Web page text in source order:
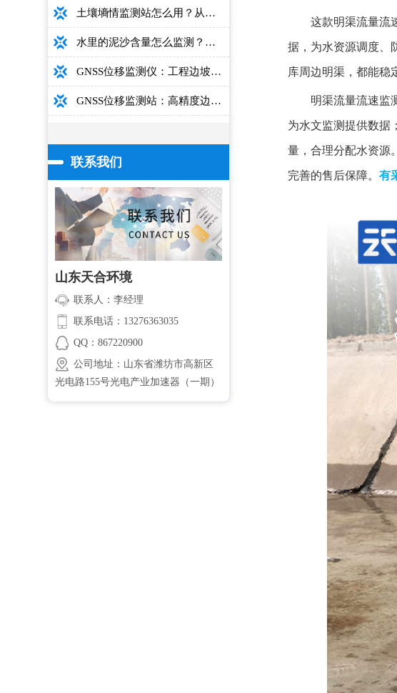
土壤墒情监测站怎么用？从安装到数据解读的完整操作手册
水里的泥沙含量怎么监测？用这款光电测沙仪超方便！
GNSS位移监测仪：工程边坡毫米级高精度安全监测设备
GNSS位移监测站：高精度边坡大坝桥梁安全监测设备介绍
联系我们
山东天合环境
联系人：李经理
联系电话：13276363035
QQ：867220900
公司地址：山东省潍坊市高新区
光电路155号光电产业加速器（一期）
这款明渠流量流
据，为水资源调度、
库周边明渠，都能稳
明渠流量流速监
为水文监测提供数据
量，合理分配水资源
完善的售后保障。有